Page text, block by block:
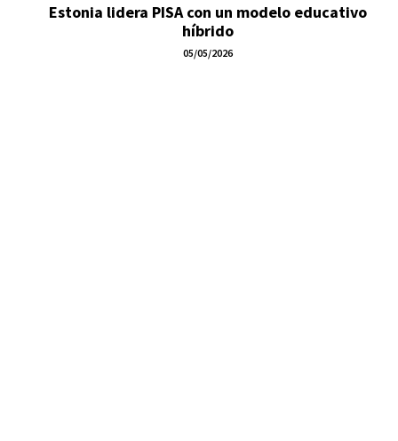
Estonia lidera PISA con un modelo educativo
híbrido
05/05/2026